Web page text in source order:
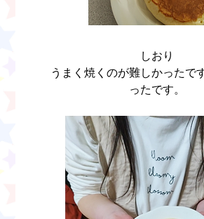
しおり
うまく焼くのが難しかったで
ったです。